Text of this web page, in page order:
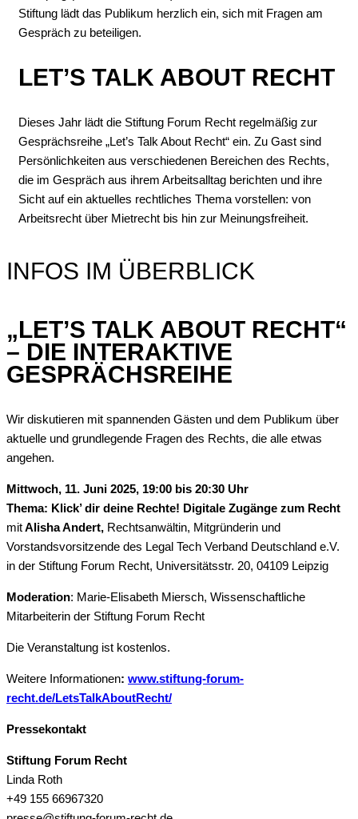
Stiftung lädt das Publikum herzlich ein, sich mit Fragen am
Gespräch zu beteiligen.
LET’S TALK ABOUT RECHT
Dieses Jahr lädt die Stiftung Forum Recht regelmäßig zur
Gesprächsreihe „Let’s Talk About Recht“ ein. Zu Gast sind
Persönlichkeiten aus verschiedenen Bereichen des Rechts,
die im Gespräch aus ihrem Arbeitsalltag berichten und ihre
Sicht auf ein aktuelles rechtliches Thema vorstellen: von
Arbeitsrecht über Mietrecht bis hin zur Meinungsfreiheit.
INFOS IM ÜBERBLICK
„LET’S TALK ABOUT RECHT“
– DIE INTERAKTIVE
GESPRÄCHSREIHE
Wir diskutieren mit spannenden Gästen und dem Publikum über
aktuelle und grundlegende Fragen des Rechts, die alle etwas
angehen.
Mittwoch, 11. Juni 2025, 19:00 bis 20:30 Uhr
Thema: Klick’ dir deine Rechte! Digitale Zugänge zum Recht
mitAlisha Andert, Rechtsanwältin, Mitgründerin und
Vorstandsvorsitzende des Legal Tech Verband Deutschland e.V.
in der Stiftung Forum Recht, Universitätsstr. 20, 04109 Leipzig
Moderation: Marie-Elisabeth Miersch, Wissenschaftliche
Mitarbeiterin der Stiftung Forum Recht
Die Veranstaltung ist kostenlos.
Weitere Informationen: www.stiftung-forum-
recht.de/LetsTalkAboutRecht/
Pressekontakt
Stiftung Forum Recht
Linda Roth
+49 155 66967320